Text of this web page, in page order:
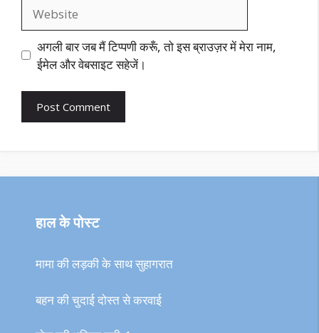
अगली बार जब मैं टिप्पणी करूँ, तो इस ब्राउज़र में मेरा नाम,
ईमेल और वेबसाइट सहेजें।
हाल के पोस्ट
मामा की लड़की के साथ सुहागरात
बहन की चुदाई दोस्त से करवाई